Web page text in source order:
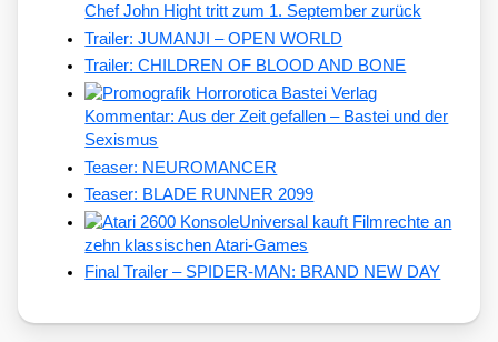
Chef John Hight tritt zum 1. September zurück
Trailer: JUMANJI – OPEN WORLD
Trailer: CHILDREN OF BLOOD AND BONE
Kommentar: Aus der Zeit gefallen – Bastei und der
Sexismus
Teaser: NEUROMANCER
Teaser: BLADE RUNNER 2099
Universal kauft Filmrechte an
zehn klassischen Atari-Games
Final Trailer – SPIDER-MAN: BRAND NEW DAY